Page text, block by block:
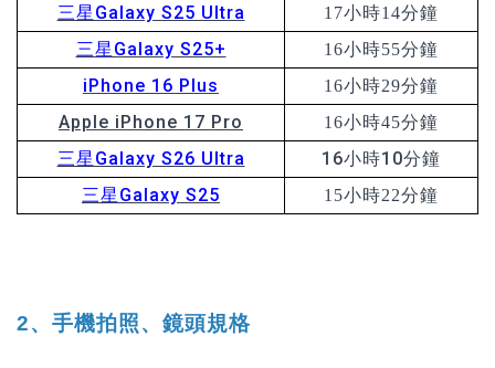
三星Galaxy S25 Ultra 17小時14分鐘
三星Galaxy S25+ 16小時55分鐘
iPhone 16 Plus 16小時29分鐘
Apple iPhone 17 Pro 16小時45分鐘
三星Galaxy S26 Ultra 16小時10分鐘
三星Galaxy S25 15小時22分鐘
2、手機拍照、鏡頭規格